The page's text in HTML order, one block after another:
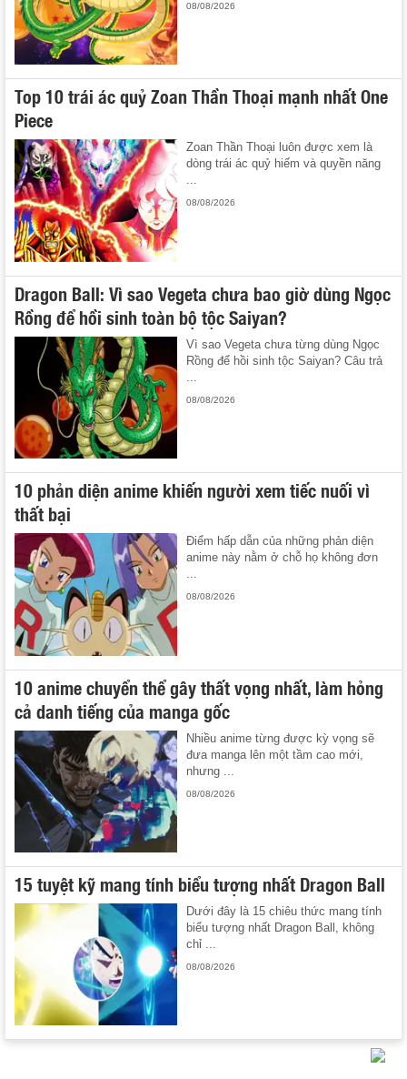
08/08/2026
Top 10 trái ác quỷ Zoan Thần Thoại mạnh nhất One
Piece
Zoan Thần Thoại luôn được xem là
dòng trái ác quỷ hiếm và quyền năng
...
08/08/2026
Dragon Ball: Vì sao Vegeta chưa bao giờ dùng Ngọc
Rồng để hồi sinh toàn bộ tộc Saiyan?
Vì sao Vegeta chưa từng dùng Ngọc
Rồng để hồi sinh tộc Saiyan? Câu trả
08/08/2026
10 phản diện anime khiến người xem tiếc nuối vì
thất bại
Điểm hấp dẫn của những phản diện
anime này nằm ở chỗ họ không đơn
...
08/08/2026
10 anime chuyển thể gây thất vọng nhất, làm hỏng
cả danh tiếng của manga gốc
Nhiều anime từng được kỳ vọng sẽ
đưa manga lên một tầm cao mới,
nhưng ...
08/08/2026
15 tuyệt kỹ mang tính biểu tượng nhất Dragon Ball
Dưới đây là 15 chiêu thức mang tính
biểu tượng nhất Dragon Ball, không
chỉ ...
08/08/2026